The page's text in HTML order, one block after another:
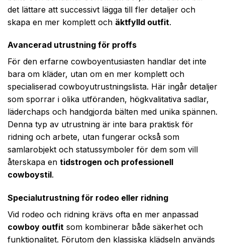
det lättare att successivt lägga till fler detaljer och
skapa en mer komplett och äktfylld outfit.
Avancerad utrustning för proffs
För den erfarne cowboyentusiasten handlar det inte
bara om kläder, utan om en mer komplett och
specialiserad cowboy­utrustningslista. Här ingår detaljer
som sporrar i olika utföranden, högkvalitativa sadlar,
läderchaps och handgjorda bälten med unika spännen.
Denna typ av utrustning är inte bara praktisk för
ridning och arbete, utan fungerar också som
samlarobjekt och statussymboler för dem som vill
återskapa en tidstrogen och professionell
cowboystil.
Specialutrustning för rodeo eller ridning
Vid rodeo och ridning krävs ofta en mer anpassad
cowboy outfit som kombinerar både säkerhet och
funktionalitet. Förutom den klassiska klädseln används